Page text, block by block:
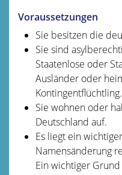
Voraussetzungen
Sie besitzen die
Sie sind
Staatenlose oder
Ausländer oder
Kontingentflüchtling.
Sie wohnen oder
Deutschland auf.
Es liegt ein
Namensänderung
Ein wichtiger